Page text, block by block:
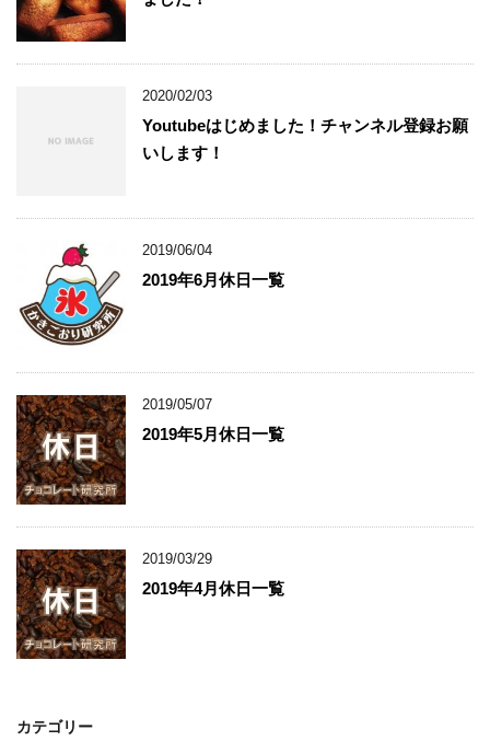
2020/02/03
Youtubeはじめました！チャンネル登録お願
いします！
2019/06/04
2019年6月休日一覧
2019/05/07
2019年5月休日一覧
2019/03/29
2019年4月休日一覧
カテゴリー